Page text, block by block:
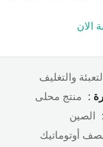
الان
والتغليف
:
منتج محلى
الصين
أوتوماتيك